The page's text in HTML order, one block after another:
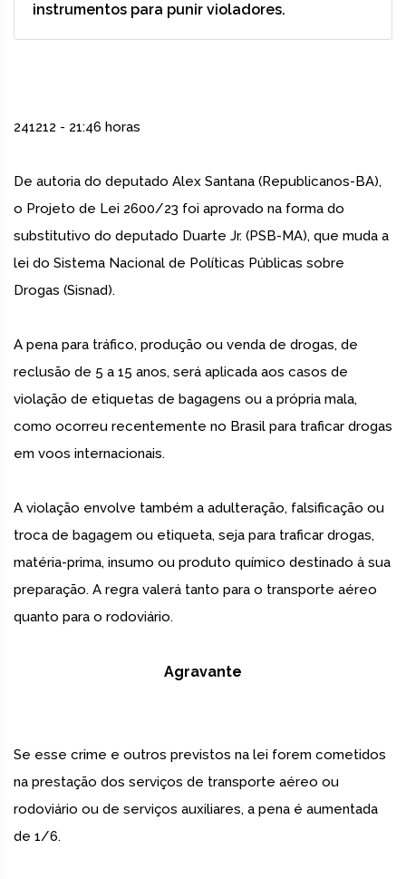
instrumentos para punir violadores.
241212 - 21:46 horas
De autoria do deputado Alex Santana (Republicanos-BA),
o Projeto de Lei 2600/23 foi aprovado na forma do
substitutivo do deputado Duarte Jr. (PSB-MA), que muda a
lei do Sistema Nacional de Políticas Públicas sobre
Drogas (Sisnad).
A pena para tráfico, produção ou venda de drogas, de
reclusão de 5 a 15 anos, será aplicada aos casos de
violação de etiquetas de bagagens ou a própria mala,
como ocorreu recentemente no Brasil para traficar drogas
em voos internacionais.
A violação envolve também a adulteração, falsificação ou
troca de bagagem ou etiqueta, seja para traficar drogas,
matéria-prima, insumo ou produto químico destinado à sua
preparação. A regra valerá tanto para o transporte aéreo
quanto para o rodoviário.
Agravante
Se esse crime e outros previstos na lei forem cometidos
na prestação dos serviços de transporte aéreo ou
rodoviário ou de serviços auxiliares, a pena é aumentada
de 1/6.